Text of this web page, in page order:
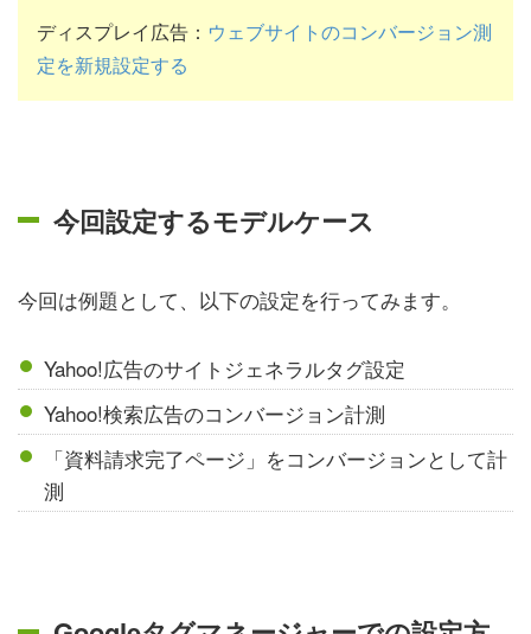
ディスプレイ広告： ウェブサイトのコンバージョン測
定を新規設定する
今回設定するモデルケース
今回は例題として、以下の設定を行ってみます。
Yahoo!広告のサイトジェネラルタグ設定
Yahoo!検索広告のコンバージョン計測
「資料請求完了ページ」をコンバージョンとして計
測